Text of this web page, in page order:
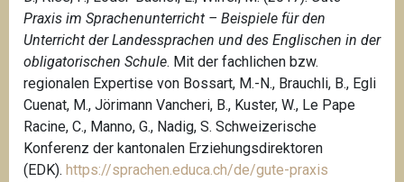
Praxis im Sprachenunterricht – Beispiele für den
Unterricht der Landessprachen und des Englischen in der
obligatorischen Schule. Mit der fachlichen bzw.
regionalen Expertise von Bossart, M.-N., Brauchli, B., Egli
Cuenat, M., Jörimann Vancheri, B., Kuster, W., Le Pape
Racine, C., Manno, G., Nadig, S. Schweizerische
Konferenz der kantonalen Erziehungsdirektoren
(EDK). https://sprachen.educa.ch/de/gute-praxis